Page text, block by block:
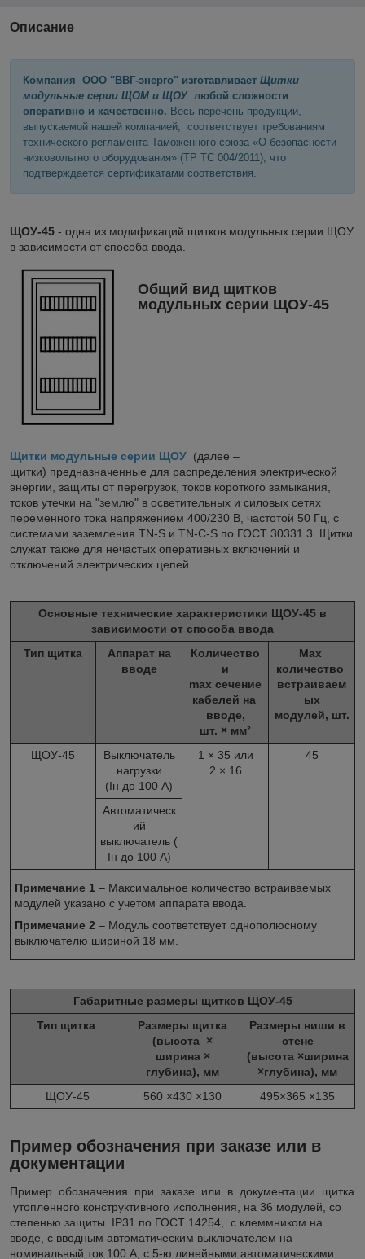
Описание
Компания ООО "ВВГ-энерго" изготавливает Щитки
модульные серии ЩОМ и ЩОУ любой сложности
оперативно и качественно. Весь перечень продукции,
выпускаемой нашей компанией, соответствует требованиям
технического регламента Таможенного союза «О безопасности
низковольтного оборудования» (ТР ТС 004/2011), что
подтверждается сертификатами соответствия.
ЩОУ-45 - одна из модификаций щитков модульных серии ЩОУ
в зависимости от способа ввода.
Общий вид щитков
модульных серии ЩОУ-45
Щитки модульные серии ЩОУ (далее –
щитки) предназначенные для распределения электрической
энергии, защиты от перегрузок, токов короткого замыкания,
токов утечки на "землю" в осветительных и силовых сетях
переменного тока напряжением 400/230 В, частотой 50 Гц, с
системами заземления TN-S и TN-C-S по ГОСТ 30331.3. Щитки
служат также для нечастых оперативных включений и
отключений электрических цепей.
Основные технические характеристики ЩОУ-45 в
зависимости от способа ввода
Тип щитка
Аппарат на
вводе
Количество
и
max сечение
кабелей на
вводе,
шт. × мм²
Max
количество
встраиваем
ых
модулей, шт.
ЩОУ-45
Выключатель
нагрузки
(Iн до 100 А)
1 × 35 или
2 × 16
45
Автоматическ
ий
выключатель (
Iн до 100 А)
Примечание 1 – Максимальное количество встраиваемых
модулей указано с учетом аппарата ввода.
Примечание 2 – Модуль соответствует однополюсному
выключателю шириной 18 мм.
Габаритные размеры щитков ЩОУ-45
Тип щитка
Размеры щитка
(высота ×
ширина ×
глубина), мм
Размеры ниши в
стене
(высота ×ширина
×глубина), мм
ЩОУ-45
560 ×430 ×130 495×365 ×135
Пример обозначения при заказе или в
документации
Пример обозначения при заказе или в документации щитка
утопленного конструктивного исполнения, на 36 модулей, со
степенью защиты IP31 по ГОСТ 14254, с клеммником на
вводе, с вводным автоматическим выключателем на
номинальный ток 100 А, с 5-ю линейными автоматическими